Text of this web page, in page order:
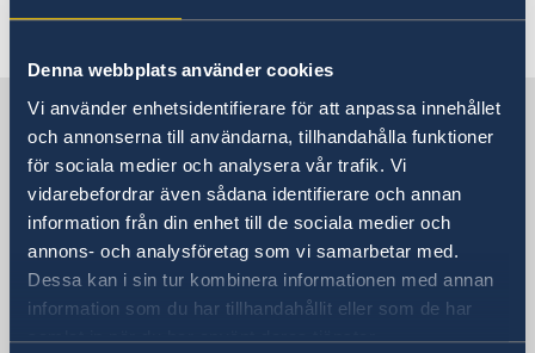
Denna webbplats använder cookies
Vi använder enhetsidentifierare för att anpassa innehållet
och annonserna till användarna, tillhandahålla funktioner
för sociala medier och analysera vår trafik. Vi
vidarebefordrar även sådana identifierare och annan
information från din enhet till de sociala medier och
annons- och analysföretag som vi samarbetar med.
Dessa kan i sin tur kombinera informationen med annan
information som du har tillhandahållit eller som de har
samlat in när du har använt deras tjänster.
Senast uppdaterad 26 maj 2026, 17.12
Sverige i Bangladesh
Sveriges ambassad
Besöksadress
Bay's Edgewater, 6th Floor
Gulshan 2
Dhaka